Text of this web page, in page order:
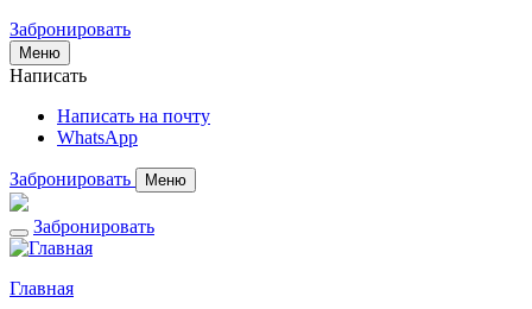
Забронировать
Меню
Написать
Написать на почту
WhatsApp
Забронировать Меню
Забронировать
Главная